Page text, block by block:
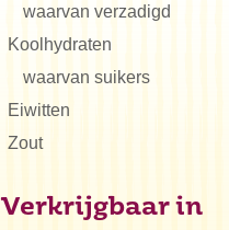
waarvan verzadigd
Koolhydraten
waarvan suikers
Eiwitten
Zout
Verkrijgbaar in